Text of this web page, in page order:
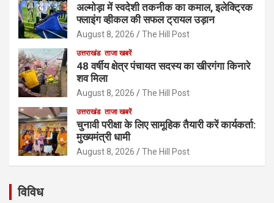
अल्मोड़ा में स्वदेशी तकनीक का कमाल, इलेक्ट्रिक
फ्लाइंग व्हीकल की सफल ट्रायल उड़ान
August 8, 2026 The Hill Post
उत्तराखंड ताजा खबरें
48 वर्षीय क्षेत्र पंचायत सदस्य का खीरगंगा किनारे
शव मिला
August 8, 2026 The Hill Post
उत्तराखंड ताजा खबरें
चुनावी परीक्षा के लिए सामूहिक तैयारी करें कार्यकर्ता:
मुख्यमंत्री धामी
August 8, 2026 The Hill Post
विविध